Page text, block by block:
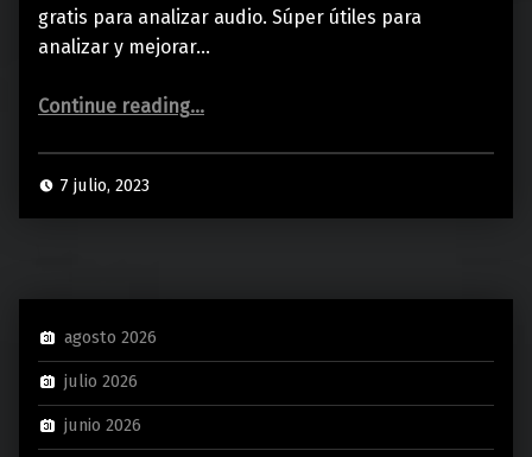
gratis para analizar audio. Súper útiles para
analizar y mejorar…
Continue reading“5 PLUGINS GRATIS para ANALIZAR tus MEZCLAS y MASTERIZACIONES”
…
7 julio, 2023
agosto 2026
julio 2026
junio 2026